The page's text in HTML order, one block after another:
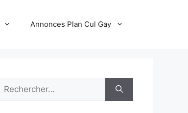
Annonces Plan Cul Gay
Rechercher :